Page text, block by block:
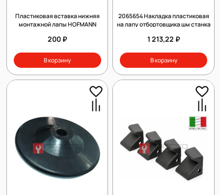
Пластиковая вставка нижняя
монтажной лапы HOFMANN
200 ₽
В корзину
2065654 Накладка пластиковая
на лапу отбортовщика шм станка
1 213,22 ₽
В корзину